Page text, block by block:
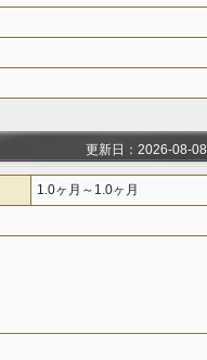
更新日：2026-08-08
1.0ヶ月～1.0ヶ月